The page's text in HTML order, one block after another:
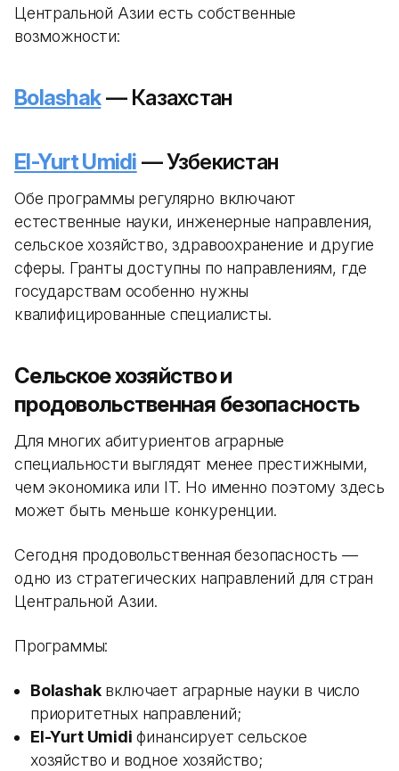
Центральной Азии есть собственные
возможности:
Bolashak— Казахстан
El-Yurt Umidi — Узбекистан
Обе программы регулярно включают
естественные науки, инженерные направления,
сельское хозяйство, здравоохранение и другие
сферы. Гранты доступны по направлениям, где
государствам особенно нужны
квалифицированные специалисты.
Сельское хозяйство и
продовольственная безопасность
Для многих абитуриентов аграрные
специальности выглядят менее престижными,
чем экономика или IT. Но именно поэтому здесь
может быть меньше конкуренции.
Сегодня продовольственная безопасность —
одно из стратегических направлений для стран
Центральной Азии.
Программы:
Bolashakвключает аграрные науки в число
приоритетных направлений;
El-Yurt Umidi финансирует сельское
хозяйство и водное хозяйство;